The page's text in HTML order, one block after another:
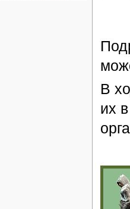
В
их